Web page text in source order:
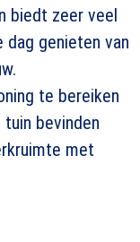
biedt zeer veel
dag genieten van
te bereiken
bevinden
met